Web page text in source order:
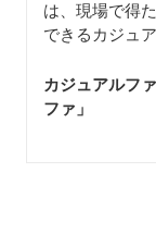
は、現場で得
できるカジュ
カジュアルフ
ファ 」